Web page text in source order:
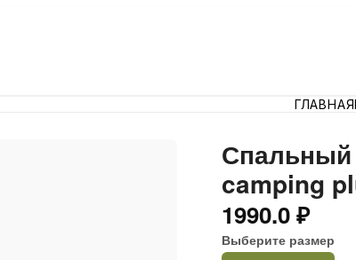
ГЛАВНАЯ
camping
1990.0 ₽
Выберите размер